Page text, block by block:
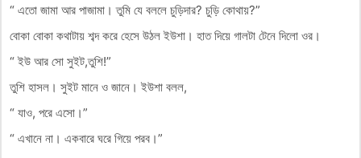
“ এতো জামা আর পাজামা। তুমি যে বললে চুড়িদার? চুড়ি কোথায়?”
বোকা বোকা কথাটায় শব্দ করে হেসে উঠল ইউশা। হাত দিয়ে গালটা টেনে দিলো ওর।
“ ইউ আর সো সুইট,তুশি!”
তুশি হাসল। সুইট মানে ও জানে। ইউশা বলল,
“ যাও, পরে এসো।”
“ এখানে না। একবারে ঘরে গিয়ে পরব।”